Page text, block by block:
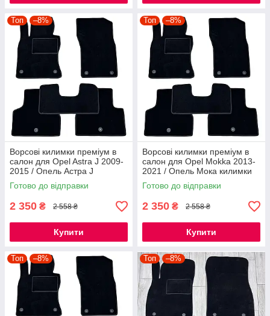
Топ –8%
Ворсові килимки преміум в
салон для Opel Astra J 2009-
2015 / Опель Астра J
килимки
Готово до відправки
2 350 ₴ 2 558 ₴
Купити
Топ –8%
Ворсові килимки преміум в
салон для Opel Mokka 2013-
2021 / Опель Мока килимки
Готово до відправки
2 350 ₴ 2 558 ₴
Купити
Топ –8% Топ –8%